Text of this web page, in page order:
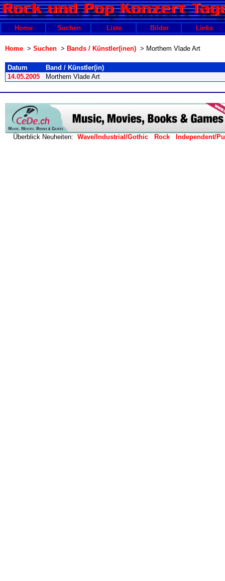
Home Suchen Liste Bilder Links
Home > Suchen > Bands / Künstler(inen) > Morthem Vlade Art
Datum
Band / Künstler(in)
14.05.2005
Morthem Vlade Art
Überblick Neuheiten: Wave/Industrial/Gothic Rock Independent/